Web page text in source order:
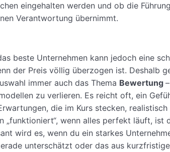
eingehalten werden und ob die
Verantwortung übernimmt.
beste Unternehmen kann jedoch eine
der Preis völlig überzogen ist. Deshalb
immer auch das Thema Bewertung
zu verlieren. Es reicht oft, ein
die im Kurs stecken, realistisch
„funktioniert“, wenn alles perfekt läuft, ist
wird es, wenn du ein starkes
unterschätzt oder das aus